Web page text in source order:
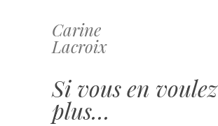
Carine
Lacroix
Skip
to
Si vous en voulez
plus…